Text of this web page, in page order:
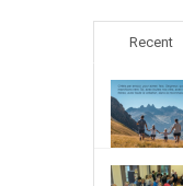
Recent